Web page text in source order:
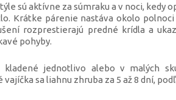
sú aktívne za súmraku a v noci, kedy
Krátke párenie nastáva okolo
rozprestierajú predné krídla a
pohyby.
kladené jednotlivo alebo v malých
sa liahnu zhruba za 5 až 8 dní,